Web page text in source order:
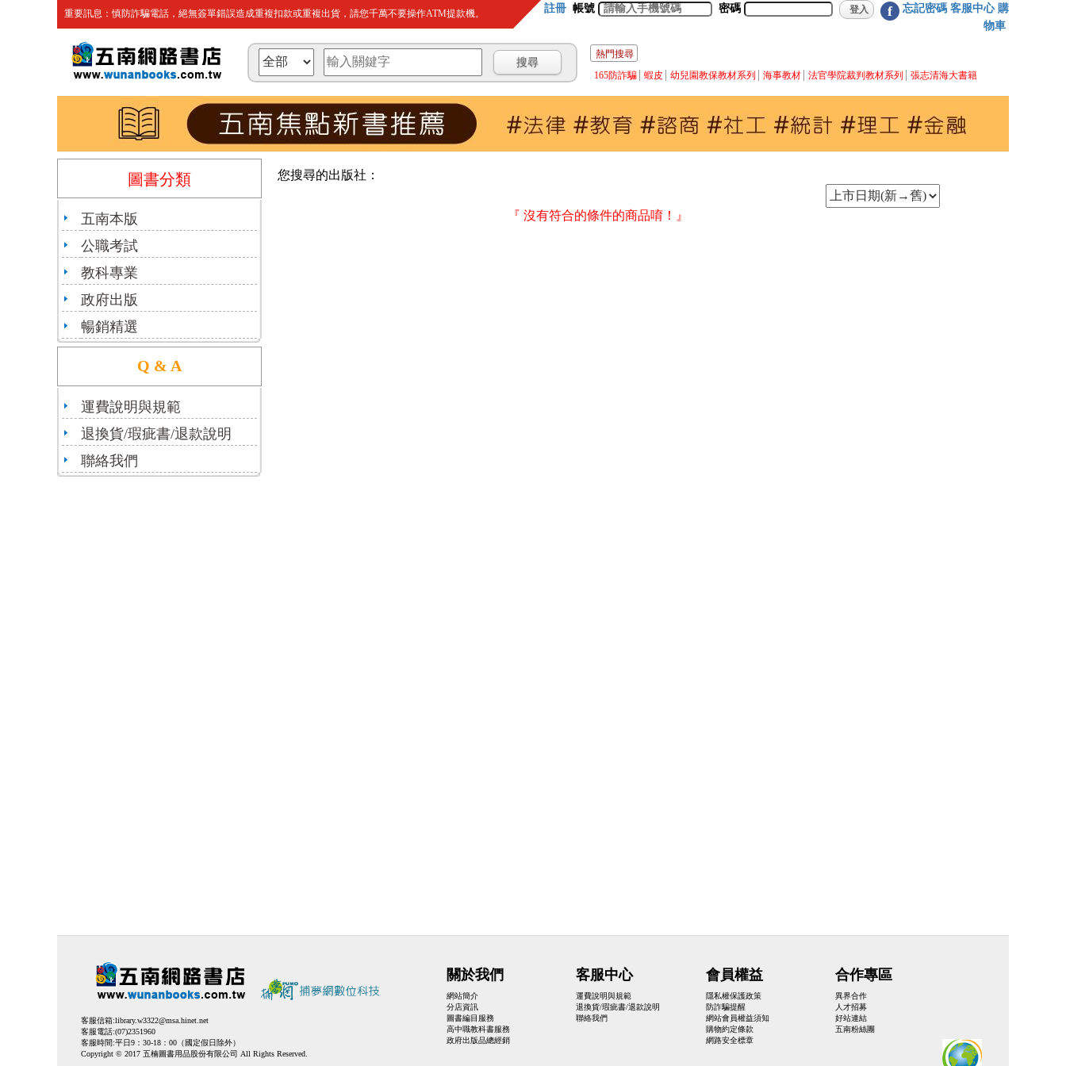
重要訊息：慎防詐騙電話，絕無簽單錯誤造成重複扣款或重複出貨，請您千萬不要操作ATM提款機。 註冊 帳號 密碼 f 忘記密碼 客服中心 購
物車
熱門搜尋
165防詐騙
蝦皮 幼兒園教保教材系列 海事教材 法官學院裁判教材系列 張志清海大書籍
圖書分類
五南本版
公職考試
教科專業
政府出版
暢銷精選
Q & A
運費說明與規範
退換貨/瑕疵書/退款說明
聯絡我們
您搜尋的出版社：
『 沒有符合的條件的商品唷！』
客服信箱:library.w3322@msa.hinet.net
客服電話:(07)2351960
客服時間:平日9：30-18：00（國定假日除外）
Copyright © 2017 五楠圖書用品股份有限公司 All Rights Reserved.
關於我們
網站簡介
分店資訊
圖書編目服務
高中職教科書服務
政府出版品總經銷
客服中心
運費說明與規範
退換貨/瑕疵書/退款說明
聯絡我們
會員權益
隱私權保護政策
防詐騙提醒
網站會員權益須知
購物約定條款
網路安全標章
合作專區
異界合作
人才招募
好站連結
五南粉絲團